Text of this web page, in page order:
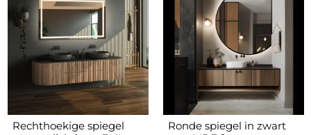
Rechthoekige spiegel
Ronde spiegel in zwart